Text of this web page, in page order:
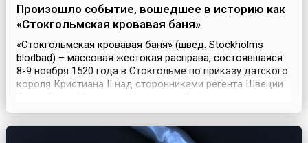
Произошло событие, вошедшее в историю как
«Стокгольмская кровавая баня»
«Стокгольмская кровавая баня» (швед. Stockholms
blodbad) – массовая жестокая расправа, состоявшаяся
8-9 ноября 1520 года в Стокгольме по приказу датского
короля Кристиана II над сторонниками регента Швеции
влиятельный архиепископ Густав Тролле плёл интриги в
пылу жажды мести он подговорил Кристиана ...